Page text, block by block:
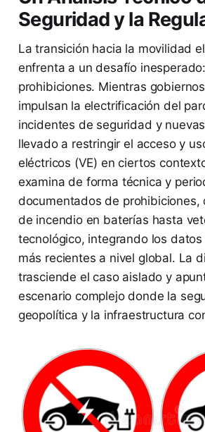
Seguridad y la
La transición hacia la movilidad
enfrenta a un desafío
prohibiciones. Mientras
impulsan la electrificación del
incidentes de seguridad y
llevado a restringir el acceso y
eléctricos (VE) en ciertos
examina de forma técnica y
documentados de prohibiciones,
de incendio en baterías hasta
tecnológico, integrando los
más recientes a nivel global. La
trasciende el caso aislado y
escenario complejo donde la
geopolítica y la infraestructura